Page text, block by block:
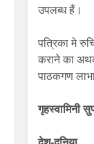
उपलब्ध हैं।
पत्रिका मे
कराने का
पाठकगण
गृहस्वामिनी